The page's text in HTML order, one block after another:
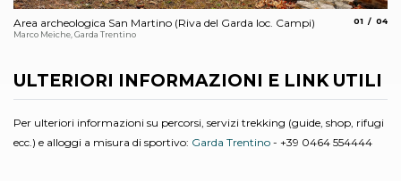
Area archeologica San Martino (Riva del Garda loc. Campi)
Marco Meiche, Garda Trentino
01 04
ULTERIORI INFORMAZIONI E LINK UTILI
Per ulteriori informazioni su percorsi, servizi trekking (guide, shop, rifugi
ecc.) e alloggi a misura di sportivo: Garda Trentino - +39 0464 554444